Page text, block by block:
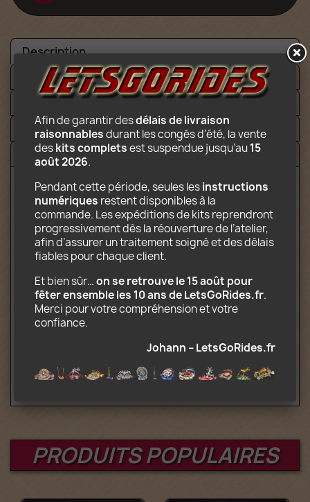
Description
Détails
Fichiers
Video
Avis (5)
Contenu électronique téléchargeable
incluant :
Instructions de montage au format PDF
Liste des pièces nécessaires à la
construction
Indications permettant de replier
l'attraction sur camion
Attention : Vous achetez des instructions
de montage. Pour ce prix, les pièces Lego
ne sont évidemment pas fournies.
PRODUITS POPULAIRES
Afin de garantir des délais de livraison
raisonnables durant les congés d’été, la vente
des kits complets est suspendue jusqu’au 15
août 2026.
Pendant cette période, seules les instructions
numériques restent disponibles à la
commande. Les expéditions de kits reprendront
progressivement dès la réouverture de l’atelier,
afin d’assurer un traitement soigné et des délais
fiables pour chaque client.
Et bien sûr… on se retrouve le 15 août pour
fêter ensemble les 10 ans de LetsGoRides.fr.
Merci pour votre compréhension et votre
confiance.
Johann – LetsGoRides.fr